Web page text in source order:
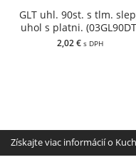
GLT uhl. 90st. s tlm.
uhol s platni.
2,02 € s DPH
Získajte viac informácií o